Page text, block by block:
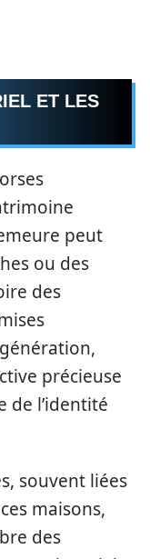
ET LES
peut
ou des
des
précieuse
de l’identité
souvent liées
maisons,
des